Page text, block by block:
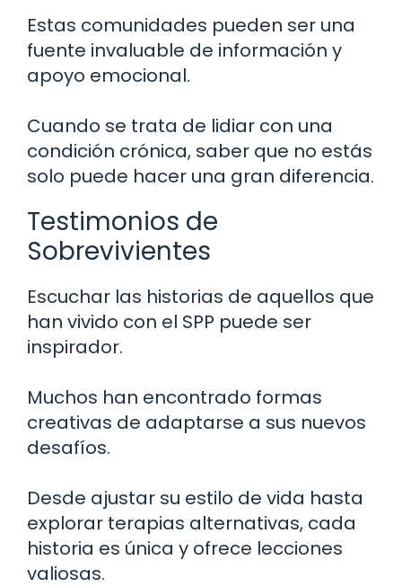
Estas comunidades pueden ser una
fuente invaluable de información y
apoyo emocional.
Cuando se trata de lidiar con una
condición crónica, saber que no estás
solo puede hacer una gran diferencia.
Testimonios de
Sobrevivientes
Escuchar las historias de aquellos que
han vivido con el SPP puede ser
inspirador.
Muchos han encontrado formas
creativas de adaptarse a sus nuevos
desafíos.
Desde ajustar su estilo de vida hasta
explorar terapias alternativas, cada
historia es única y ofrece lecciones
valiosas.